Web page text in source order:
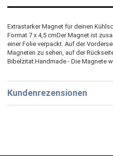
Extrastarker Magnet für deinen
Format 7 x 4,5 cmDer Magnet ist
einer Folie verpackt. Auf der
Magneten zu sehen, auf der
Bibelzitat.Handmade - Die Magnete
Kundenrezensionen